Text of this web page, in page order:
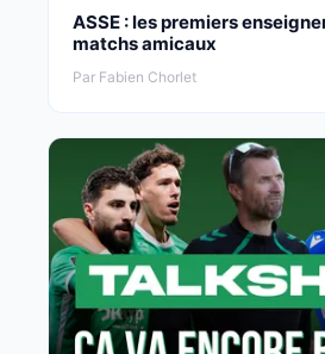
ASSE : les premiers
matchs amicaux
Par Fabien Chorlet